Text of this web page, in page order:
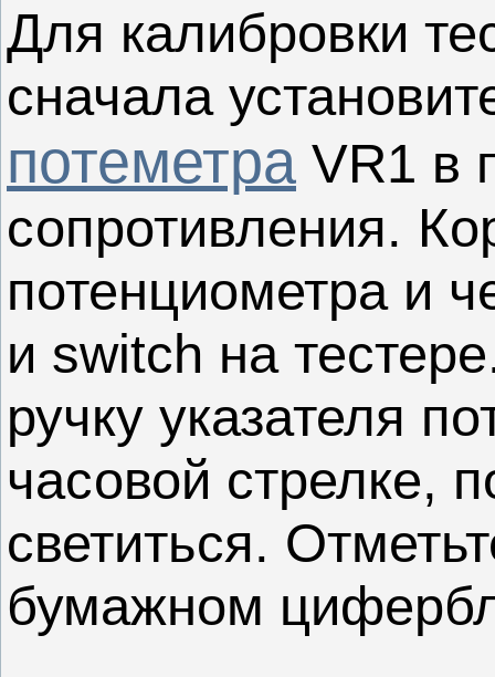
Для калибровки
сначала
потеметра VR1 в
сопротивления.
потенциометра и
и switch на
ручку указателя
часовой стрелке,
светиться.
бумажном